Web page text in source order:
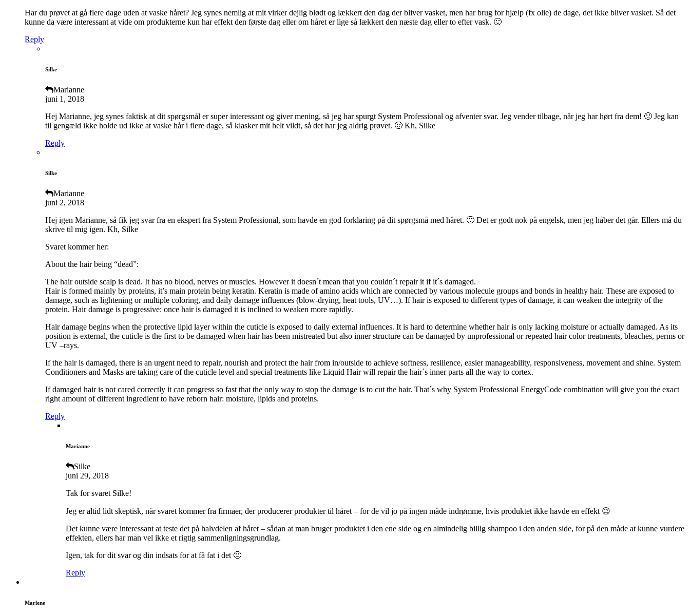
Har du prøvet at gå flere dage uden at vaske håret? Jeg synes nemlig at mit virker dejlig blødt og lækkert den dag der bliver vasket, men har brug for hjælp (fx olie) de dage, det ikke bliver vasket. Så det
kunne da være interessant at vide om produkterne kun har effekt den første dag eller om håret er lige så lækkert den næste dag eller to efter vask. 🙂
Reply
Silke
Marianne
juni 1, 2018
Hej Marianne, jeg synes faktisk at dit spørgsmål er super interessant og giver mening, så jeg har spurgt System Professional og afventer svar. Jeg vender tilbage, når jeg har hørt fra dem! 🙂 Jeg kan
til gengæld ikke holde ud ikke at vaske hår i flere dage, så klasker mit helt vildt, så det har jeg aldrig prøvet. 🙂 Kh, Silke
Reply
Silke
Marianne
juni 2, 2018
Hej igen Marianne, så fik jeg svar fra en ekspert fra System Professional, som havde en god forklaring på dit spørgsmå med håret. 🙂 Det er godt nok på engelsk, men jeg håber det går. Ellers må du
skrive til mig igen. Kh, Silke
Svaret kommer her:
About the hair being “dead”:
The hair outside scalp is dead. It has no blood, nerves or muscles. However it doesn´t mean that you couldn´t repair it if it´s damaged.
Hair is formed mainly by proteins, it’s main protein being keratin. Keratin is made of amino acids which are connected by various molecule groups and bonds in healthy hair. These are exposed to
damage, such as lightening or multiple coloring, and daily damage influences (blow-drying, heat tools, UV…). If hair is exposed to different types of damage, it can weaken the integrity of the
protein. Hair damage is progressive: once hair is damaged it is inclined to weaken more rapidly.
Hair damage begins when the protective lipid layer within the cuticle is exposed to daily external influences. It is hard to determine whether hair is only lacking moisture or actually damaged. As its
position is external, the cuticle is the first to be damaged when hair has been mistreated but also inner structure can be damaged by unprofessional or repeated hair color treatments, bleaches, perms or
UV –rays.
If the hair is damaged, there is an urgent need to repair, nourish and protect the hair from in/outside to achieve softness, resilience, easier manageability, responsiveness, movement and shine. System
Conditioners and Masks are taking care of the cuticle level and special treatments like Liquid Hair will repair the hair´s inner parts all the way to cortex.
If damaged hair is not cared correctly it can progress so fast that the only way to stop the damage is to cut the hair. That´s why System Professional EnergyCode combination will give you the exact
right amount of different ingredient to have reborn hair: moisture, lipids and proteins.
Reply
Marianne
Silke
juni 29, 2018
Tak for svaret Silke!
Jeg er altid lidt skeptisk, når svaret kommer fra firmaer, der producerer produkter til håret – for de vil jo på ingen måde indrømme, hvis produktet ikke havde en effekt 😉
Det kunne være interessant at teste det på halvdelen af håret – sådan at man bruger produktet i den ene side og en almindelig billig shampoo i den anden side, for på den måde at kunne vurdere
effekten, ellers har man vel ikke et rigtig sammenligningsgrundlag.
Igen, tak for dit svar og din indsats for at få fat i det 🙂
Reply
Marlene